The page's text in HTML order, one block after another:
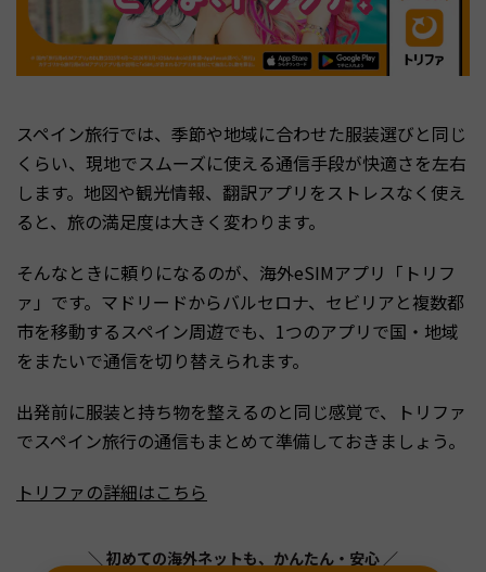
スペイン旅行では、季節や地域に合わせた服装選びと同じ
くらい、現地でスムーズに使える通信手段が快適さを左右
します。地図や観光情報、翻訳アプリをストレスなく使え
ると、旅の満足度は大きく変わります。
そんなときに頼りになるのが、海外eSIMアプリ「トリフ
ァ」です。マドリードからバルセロナ、セビリアと複数都
市を移動するスペイン周遊でも、1つのアプリで国・地域
をまたいで通信を切り替えられます。
出発前に服装と持ち物を整えるのと同じ感覚で、トリファ
でスペイン旅行の通信もまとめて準備しておきましょう。
トリファの詳細はこちら
＼ 初めての海外ネットも、かんたん・安心 ／